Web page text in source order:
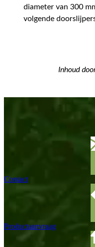
diameter van 300
volgende
Inhoud
Contact
Productaanvraag